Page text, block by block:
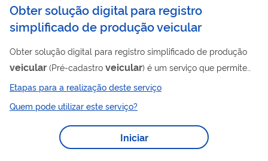
Obter solução digital para registro
simplificado de produção veicular
Obter solução digital para registro simplificado de produção
veicular (Pré-cadastro veicular) é um serviço que permite
realizar inclusão, alteração, exclusão de pré-cadastro e
consulta de veículos na Base Índice Nacional (BIN) do
RENAVAM (Sistema Nacional de Registro de Veículos
Automotores). Este registro é prévio ao registro da primeira
emissão do CRV (Certificado de Registro do Veículo), sendo
Etapas para a realização deste serviço
Quem pode utilizar este serviço?
Iniciar